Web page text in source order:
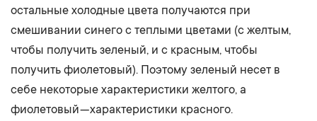
остальные холодные цвета получаются при
смешивании синего с теплыми цветами (с желтым,
чтобы получить зеленый, и с красным, чтобы
получить фиолетовый). Поэтому зеленый несет в
себе некоторые характеристики желтого, а
фиолетовый — характеристики красного.